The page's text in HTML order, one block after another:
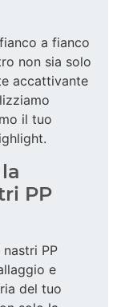
a fianco
non sia solo
accattivante
il tuo
PP
PP
e
del tuo